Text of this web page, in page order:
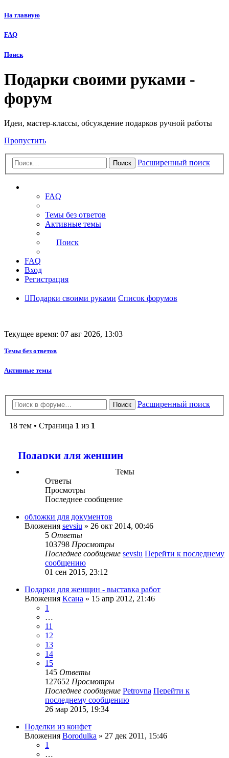
На главную
FAQ
Поиск
Подарки своими руками -
форум
Идеи, мастер-классы, обсуждение подарков ручной работы
Пропустить
Поиск Расширенный поиск
FAQ
Темы без ответов
Активные темы
Поиск
FAQ
Вход
Регистрация
Подарки своими руками Список форумов
Текущее время: 07 авг 2026, 13:03
Темы без ответов
Активные темы
Поиск Расширенный поиск
18 тем • Страница 1 из 1
Подарки для женщин
Темы
Ответы
Просмотры
Последнее сообщение
обложки для документов
Вложения sevsiu » 26 окт 2014, 00:46
5 Ответы
103798 Просмотры
Последнее сообщение sevsiu Перейти к последнему
сообщению
01 сен 2015, 23:12
Подарки для женщин - выставка работ
Вложения Ксана » 15 апр 2012, 21:46
1
…
11
12
13
14
15
145 Ответы
127652 Просмотры
Последнее сообщение Petrovna Перейти к
последнему сообщению
26 мар 2015, 19:34
Поделки из конфет
Вложения Borodulka » 27 дек 2011, 15:46
1
…